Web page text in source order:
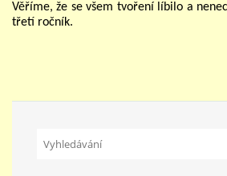
KONTAKTY
Věříme, že se všem tvoření líbilo a
třetí ročník.